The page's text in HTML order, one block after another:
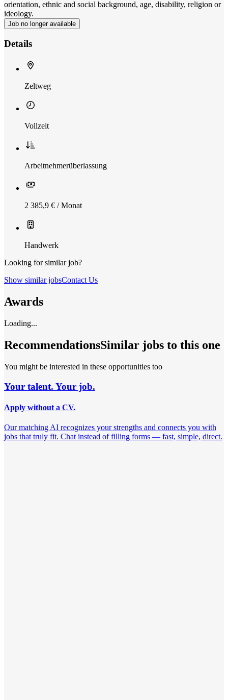
orientation, ethnic and social background, age, disability, religion or
ideology.
Job no longer available
Details
Zeltweg
Vollzeit
Arbeitnehmerüberlassung
2 385,9 € / Monat
Handwerk
Looking for similar job?
Show similar jobsContact Us
Awards
Loading...
RecommendationsSimilar jobs to this one
You might be interested in these opportunities too
Your talent. Your job.
Apply without a CV.
Our matching AI recognizes your strengths and connects you with
jobs that truly fit. Chat instead of filling forms — fast, simple, direct.